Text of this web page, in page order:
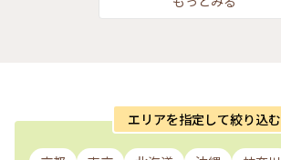
エリアを指定して絞り込む